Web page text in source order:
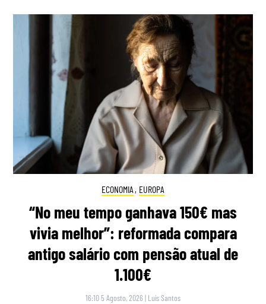
ECONOMIA , EUROPA
“No meu tempo ganhava 150€ mas
vivia melhor”: reformada compara
antigo salário com pensão atual de
1.100€
16:10 5 Agosto, 2026 | Luís Santos